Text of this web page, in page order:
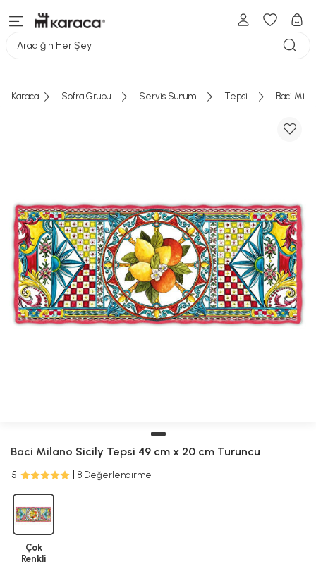
Aradığın Her Şey
Karaca Sofra Grubu Servis Sunum Tepsi Baci
Baci Milano Sicily Tepsi 49 cm x 20 cm Turuncu
5 8 Değerlendirme
Çok
Renkli